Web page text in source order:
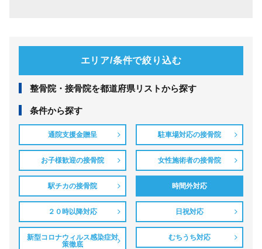
エリア/条件で絞り込む
整⾻院・接⾻院を都道府県リストから探す
条件から探す
通院支援金贈呈 駐車場対応の接骨院
お子様歓迎の接骨院 女性施術者の接骨院
駅チカの接骨院 時間外対応
２０時以降対応 日祝対応
新型コロナウィルス感染症対
策徹底
むちうち対応